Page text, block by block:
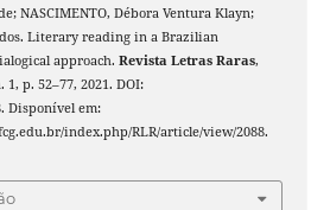
NASCIMENTO, Débora Ventura Klayn;
dos. Literary reading in a Brazilian
approach. Revista Letras Raras,
p. 52–77, 2021. DOI:
Disponível em:
index.php/RLR/article/view/2088.